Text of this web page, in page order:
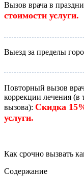
Вызов врача в
стоимости услуги.
Выезд за пределы
Повторный вызов
коррекции лечения (в
вызова): Скидка
услуги.
Как срочно вызвать
Содержание